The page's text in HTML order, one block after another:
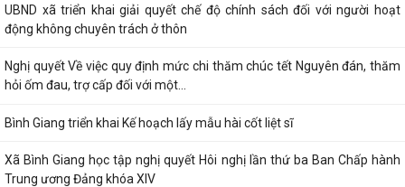
XÃ BÌNH GIANG TỔ CHỨC TẬP HUẤN VỀ HỆ THỐNG QUẢN LÝ CHẤT
LƯỢNG THEO TIÊU CHUẨN QUỐC GIA TCVN...
UBND xã triển khai giải quyết chế độ chính sách đối với người hoạt
động không chuyên trách ở thôn
Nghị quyết Về việc quy định mức chi thăm chúc tết Nguyên đán, thăm
Bình Giang triển khai Kế hoạch lấy mẫu hài cốt liệt sĩ